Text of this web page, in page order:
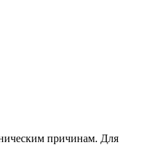
причинам. Для